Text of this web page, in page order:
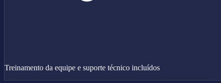
Treinamento da equipe e suporte técnico incluídos